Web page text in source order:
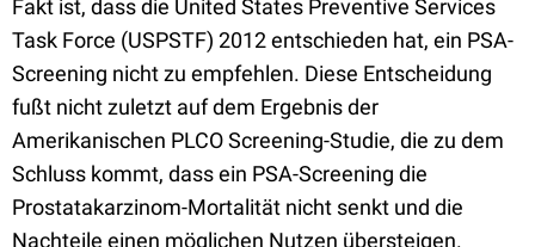
Fakt ist, dass die United States Preventive Services
Task Force (USPSTF) 2012 entschieden hat, ein PSA-
Screening nicht zu empfehlen. Diese Entscheidung
fußt nicht zuletzt auf dem Ergebnis der
Amerikanischen PLCO Screening-Studie, die zu dem
Schluss kommt, dass ein PSA-Screening die
Prostatakarzinom-Mortalität nicht senkt und die
Nachteile einen möglichen Nutzen übersteigen.